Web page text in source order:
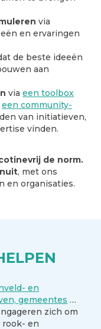
via
en ervaringen
de beste ideeën
aan
via een toolbox
een community-
van initiatieven,
vinden.
de norm.
, met ons
en organisaties.
en
gemeentes …
zich om
rook- en